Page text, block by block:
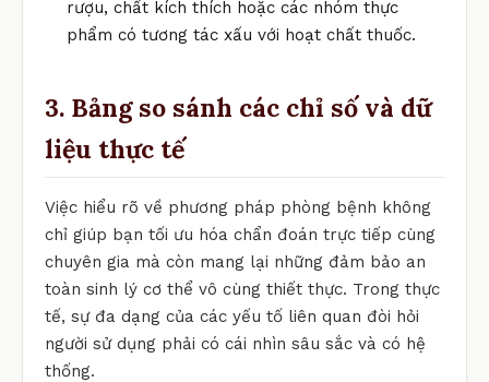
rượu, chất kích thích hoặc các nhóm thực
phẩm có tương tác xấu với hoạt chất thuốc.
3. Bảng so sánh các chỉ số và dữ
liệu thực tế
Việc hiểu rõ về phương pháp phòng bệnh không
chỉ giúp bạn tối ưu hóa chẩn đoán trực tiếp cùng
chuyên gia mà còn mang lại những đảm bảo an
toàn sinh lý cơ thể vô cùng thiết thực. Trong thực
tế, sự đa dạng của các yếu tố liên quan đòi hỏi
người sử dụng phải có cái nhìn sâu sắc và có hệ
thống.